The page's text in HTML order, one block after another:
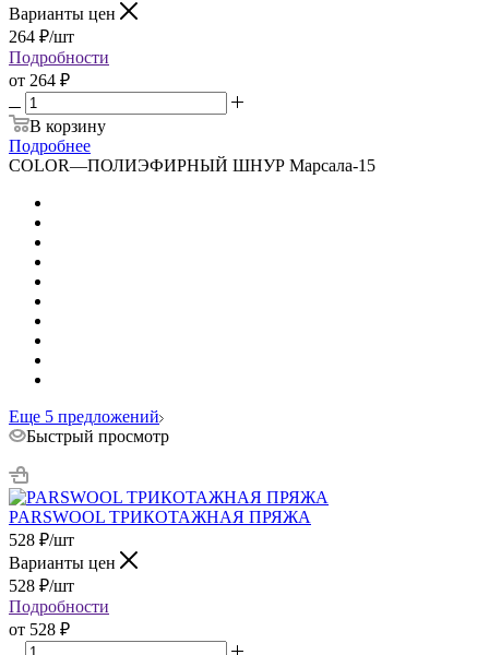
Варианты цен
264 ₽/шт
Подробности
от 264 ₽
В корзину
Подробнее
COLOR—ПОЛИЭФИРНЫЙ ШНУР Марсала-15
Еще 5 предложений
Быстрый просмотр
PARSWOOL ТРИКОТАЖНАЯ ПРЯЖА
528 ₽/шт
Варианты цен
528 ₽/шт
Подробности
от 528 ₽